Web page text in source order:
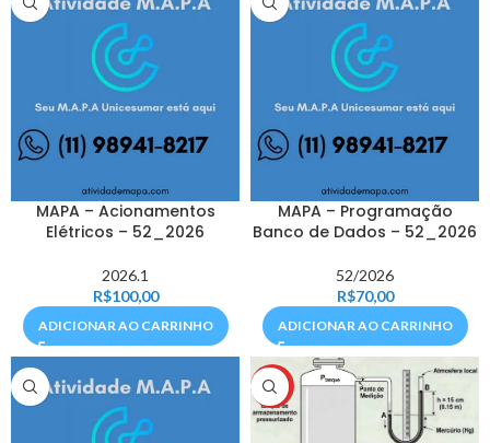
MAPA – Acionamentos
Elétricos – 52_2026
2026.1
R$100,00
ADICIONAR AO CARRINHO
MAPA – Programação
Banco de Dados – 52_2026
52/2026
R$70,00
ADICIONAR AO CARRINHO
HOT